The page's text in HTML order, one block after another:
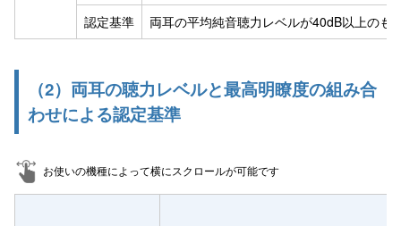
認定基準
両耳の平均純音聴力レベルが40dB以上のも
（2）両耳の聴力レベルと最高明瞭度の組み合
わせによる認定基準
お使いの機種によって横にスクロールが可能です